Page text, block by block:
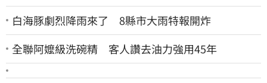
白海豚劇烈降雨來了 8縣市大雨特報開炸
全聯阿嬤級洗碗精 客人讚去油力強用45年